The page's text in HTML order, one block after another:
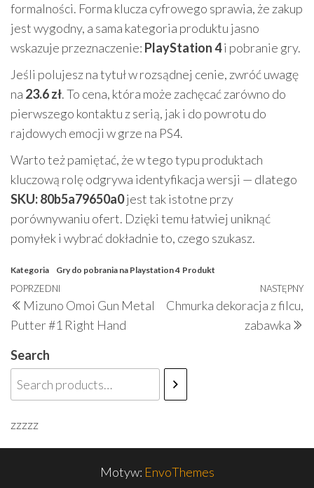
formalności. Forma klucza cyfrowego sprawia, że zakup
jest wygodny, a sama kategoria produktu jasno
wskazuje przeznaczenie: PlayStation 4i pobranie gry.
Jeśli polujesz na tytuł w rozsądnej cenie, zwróć uwagę
na 23.6 zł. To cena, która może zachęcać zarówno do
pierwszego kontaktu z serią, jak i do powrotu do
rajdowych emocji w grze na PS4.
Warto też pamiętać, że w tego typu produktach
kluczową rolę odgrywa identyfikacja wersji — dlatego
SKU: 80b5a79650a0jest tak istotne przy
porównywaniu ofert. Dzięki temu łatwiej uniknąć
pomyłek i wybrać dokładnie to, czego szukasz.
Kategoria Gry do pobrania na Playstation 4 Produkt
Nawigacja
wpisu
Poprzedni
wpis
POPRZEDNI
Mizuno Omoi Gun Metal
Putter #1 Right Hand
NASTĘPNY
Chmurka dekoracja z filcu,
zabawka
Search
zzzzz
Motyw: EnvoThemes